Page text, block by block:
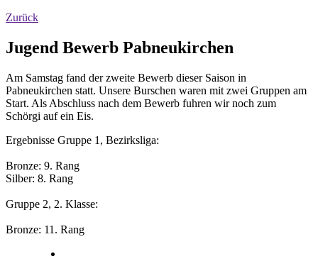
Zurück
Jugend Bewerb Pabneukirchen
Am Samstag fand der zweite Bewerb dieser Saison in
Pabneukirchen statt. Unsere Burschen waren mit zwei Gruppen am
Start. Als Abschluss nach dem Bewerb fuhren wir noch zum
Schörgi auf ein Eis.
Ergebnisse Gruppe 1, Bezirksliga:
Bronze: 9. Rang
Silber: 8. Rang
Gruppe 2, 2. Klasse:
Bronze: 11. Rang